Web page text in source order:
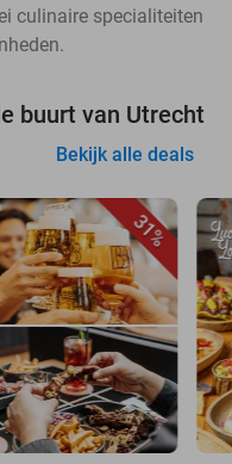
culinaire specialiteiten
buurt van Utrecht
Bekijk alle deals
31%